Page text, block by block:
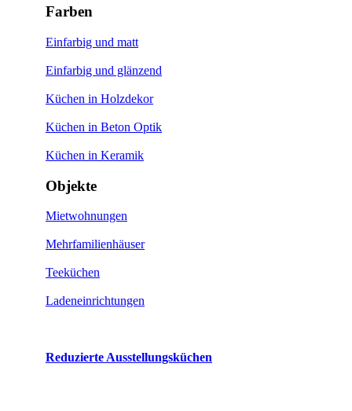
Farben
Einfarbig und matt
Einfarbig und glänzend
Küchen in Holzdekor
Küchen in Beton Optik
Küchen in Keramik
Objekte
Mietwohnungen
Mehrfamilienhäuser
Teeküchen
Ladeneinrichtungen
Reduzierte Ausstellungsküchen